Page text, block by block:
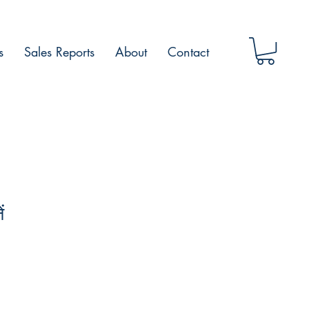
Sales Reports About Contact